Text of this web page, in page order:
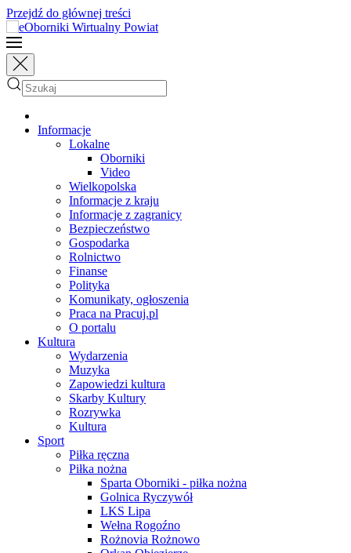
Przejdź do głównej treści
Informacje
Lokalne
Oborniki
Video
Wielkopolska
Informacje z kraju
Informacje z zagranicy
Bezpieczeństwo
Gospodarka
Rolnictwo
Finanse
Polityka
Komunikaty, ogłoszenia
Praca na Pracuj.pl
O portalu
Kultura
Wydarzenia
Muzyka
Zapowiedzi kultura
Skarby Kultury
Rozrywka
Kultura
Sport
Piłka ręczna
Piłka nożna
Sparta Oborniki - piłka nożna
Golnica Ryczywół
LKS Lipa
Wełna Rogoźno
Rożnovia Rożnowo